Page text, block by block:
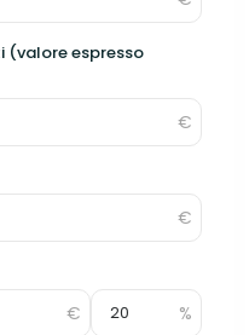
(valore espresso